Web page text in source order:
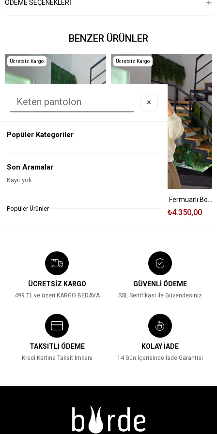
ÖDEME SEÇENEKLERI
BENZER ÜRÜNLER
%66 ₺2.775,00
Ücretsiz Kargo
₺4.350,00
Ücretsiz Kargo
ÜCRETSİZ KARGO
499 TL ve üzeri KARGO BEDAVA
GÜVENLİ ÖDEME
SSL Sertifikası ile Güvendesiniz
TAKSİTLİ ÖDEME
Kredi Kartına Taksit İmkanı
KOLAY İADE
14 Gün İçerisinde İade Garantisi
✕
Popüler Kategoriler
Son Aramalar
Kayıt yok
Popüler Ürünler